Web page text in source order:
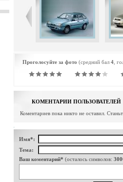
Проголосуйте за фото (средний бал 4 ,
КОМЕНТАРИИ ПОЛЬЗОВАТЕЛЕЙ
Коментариев пока никто не оставил.
Имя*:
Тема:
Ваш коментарий* (осталось символов: